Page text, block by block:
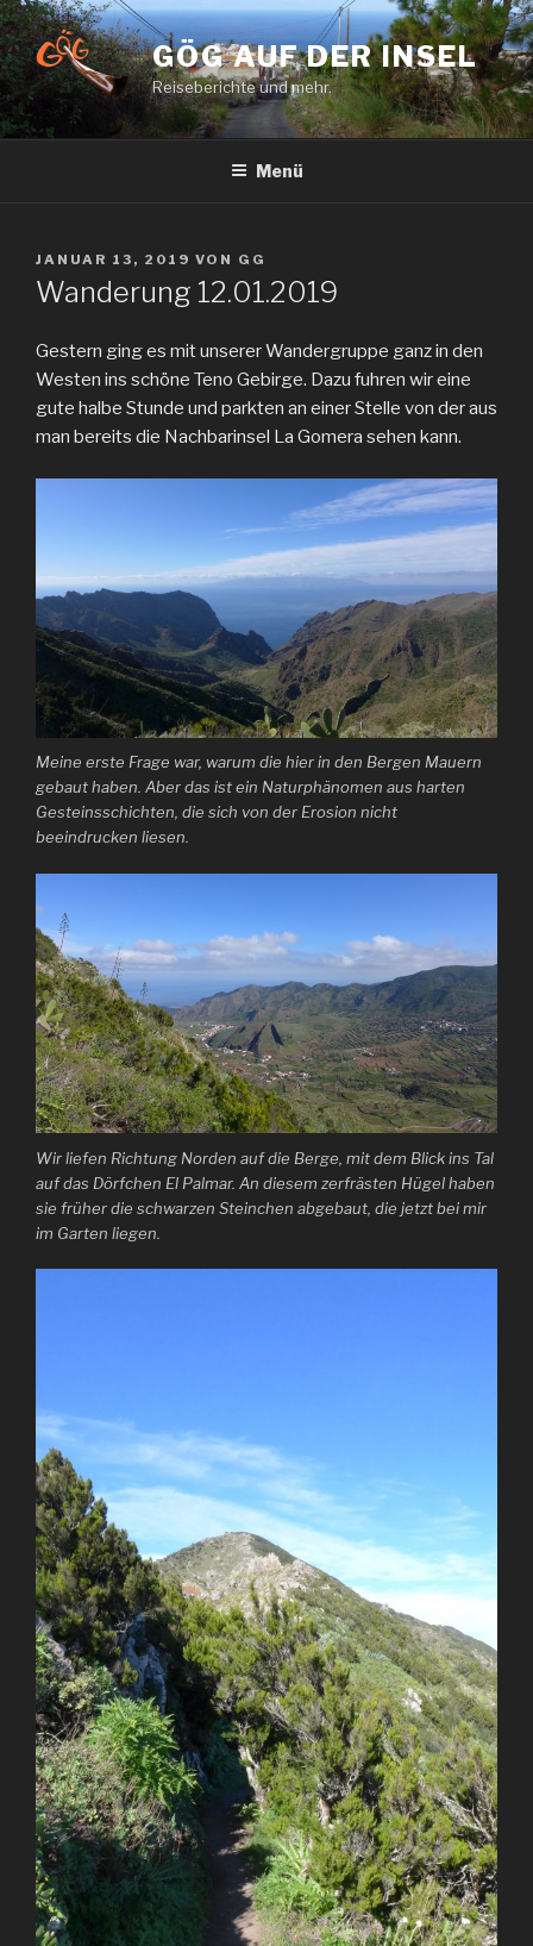
Zum
Inhalt
springen
GÖG AUF DER INSEL
Reiseberichte und mehr.
Menü
VERÖFFENTLICHT
AM
JANUAR 13, 2019 VON GG
Wanderung 12.01.2019
Gestern ging es mit unserer Wandergruppe ganz in den
Westen ins schöne Teno Gebirge. Dazu fuhren wir eine
gute halbe Stunde und parkten an einer Stelle von der aus
man bereits die Nachbarinsel La Gomera sehen kann.
Meine erste Frage war, warum die hier in den Bergen Mauern
gebaut haben. Aber das ist ein Naturphänomen aus harten
Gesteinsschichten, die sich von der Erosion nicht
beeindrucken liesen.
Wir liefen Richtung Norden auf die Berge, mit dem Blick ins Tal
auf das Dörfchen El Palmar. An diesem zerfrästen Hügel haben
sie früher die schwarzen Steinchen abgebaut, die jetzt bei mir
im Garten liegen.